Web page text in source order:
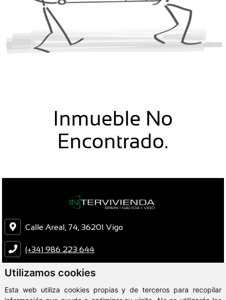
Utilizamos cookies
Esta web utiliza cookies propias y de terceros para recopilar
Inmueble No
Encontrado.
Calle Areal, 74, 36201 Vigo
(+34) 986 223 644
intervivienda@intervivienda.com